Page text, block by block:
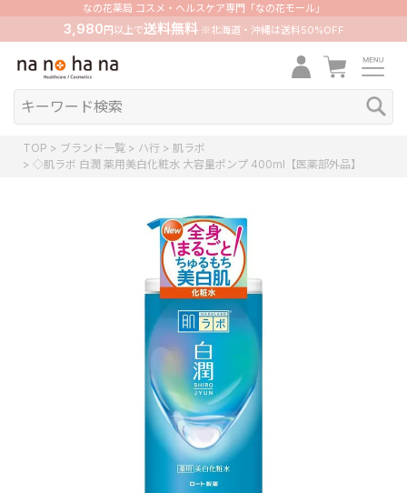
なの花薬局 コスメ・ヘルスケア専門「なの花モール」
3,980 円以上で送料無料※北海道・沖縄は送料50%OFF
TOP ブランド一覧 ハ行
肌ラボ
◇肌ラボ 白潤 薬用美白化粧水 大容量ポンプ 400ml【医薬部外品】